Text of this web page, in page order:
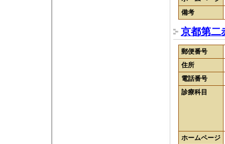
備考
京都第二
郵便番号
住所
電話番号
診療科目
ホームページ